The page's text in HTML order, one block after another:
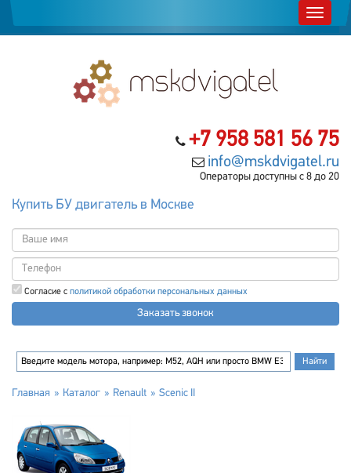
+7 958 581 56 75
info@mskdvigatel.ru
Операторы доступны с 8 до 20
Купить БУ двигатель в Москве
Согласие с политикой обработки персональных данных
Заказать звонок
Главная Каталог Renault Scenic II